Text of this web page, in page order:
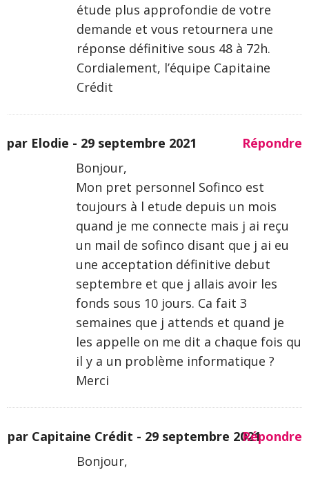
étude plus approfondie de votre
demande et vous retournera une
réponse définitive sous 48 à 72h.
Cordialement, l’équipe Capitaine
Crédit
par Elodie - 29 septembre 2021
Répondre
Bonjour,
Mon pret personnel Sofinco est
toujours à l etude depuis un mois
quand je me connecte mais j ai reçu
un mail de sofinco disant que j ai eu
une acceptation définitive debut
septembre et que j allais avoir les
fonds sous 10 jours. Ca fait 3
semaines que j attends et quand je
les appelle on me dit a chaque fois qu
il y a un problème informatique ?
Merci
par Capitaine Crédit - 29 septembre 2021Répondre
Bonjour,